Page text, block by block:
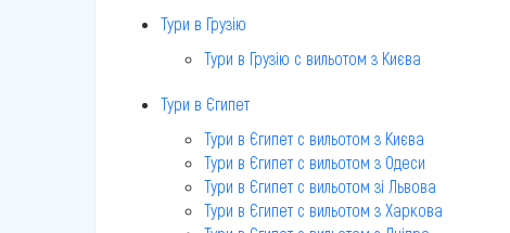
Тури в Грузію
Тури в Грузію c вильотом з Києва
Тури в Єгипет
Тури в Єгипет c вильотом з Києва
Тури в Єгипет c вильотом з Одеси
Тури в Єгипет c вильотом зі Львова
Тури в Єгипет c вильотом з Харкова